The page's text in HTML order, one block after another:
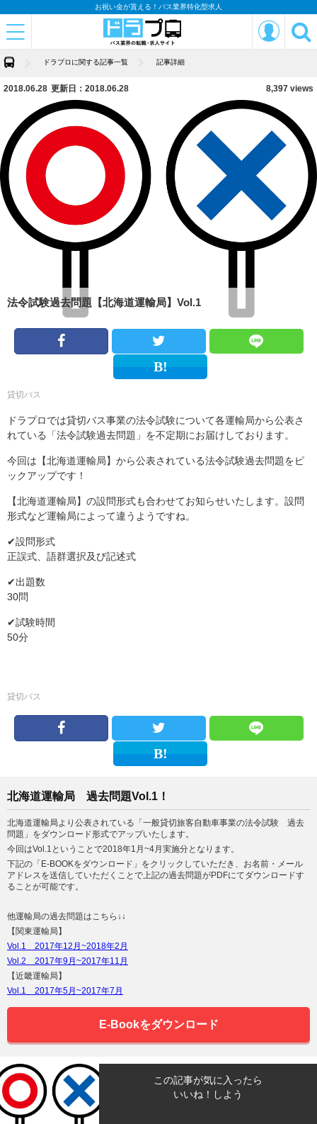
お祝い金が貰える！バス業界特化型求人
ドラプロに関する記事一覧 記事詳細
2018.06.28 更新日：2018.06.28 8,397 views
法令試験過去問題【北海道運輸局】Vol.1
貸切バス
ドラプロでは貸切バス事業の法令試験について各運輸局から公表さ
れている「法令試験過去問題」を不定期にお届けしております。
今回は【北海道運輸局】から公表されている法令試験過去問題をピ
ックアップです！
【北海道運輸局】の設問形式も合わせてお知らせいたします。設問
形式など運輸局によって違うようですね。
✔設問形式
正誤式、語群選択及び記述式
✔出題数
30問
✔試験時間
50分
貸切バス
北海道運輸局 過去問題Vol.1！
北海道運輸局より公表されている「一般貸切旅客自動車事業の法令試験 過去
問題」をダウンロード形式でアップいたします。
今回はVol.1ということで2018年1月~4月実施分となります。
下記の「E-BOOKをダウンロード」をクリックしていただき、お名前・メール
アドレスを送信していただくことで上記の過去問題がPDFにてダウンロードす
ることが可能です。
他運輸局の過去問題はこちら↓↓
【関東運輸局】
Vol.1 2017年12月~2018年2月
Vol.2 2017年9月~2017年11月
【近畿運輸局】
Vol.1 2017年5月~2017年7月
E-Bookをダウンロード
この記事が気に入ったら
いいね！しよう